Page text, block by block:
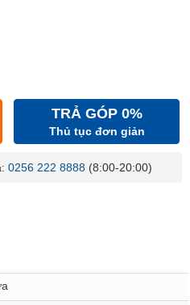
TRẢ GÓP 0%
Thủ tục đơn giản
0256 222 8888 (8:00-20:00)